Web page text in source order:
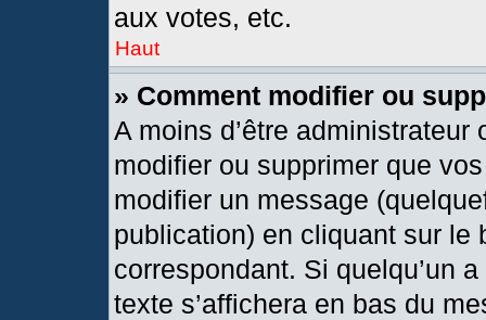
aux votes, etc.
Haut
» Comment modifier ou
A moins d’être
modifier ou supprimer que
modifier un message
publication) en cliquant sur le
correspondant. Si quelqu’un
texte s’affichera en bas du